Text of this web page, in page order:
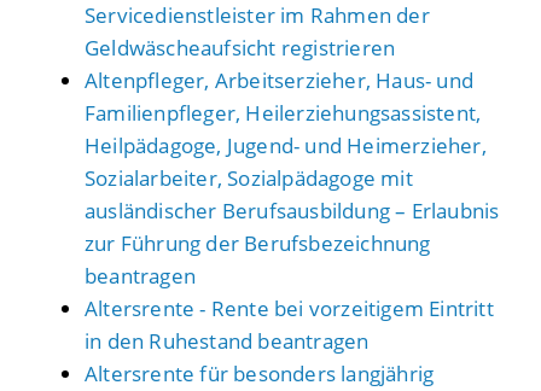
Servicedienstleister im Rahmen der
Geldwäscheaufsicht registrieren
Altenpfleger, Arbeitserzieher, Haus- und
Familienpfleger, Heilerziehungsassistent,
Heilpädagoge, Jugend- und Heimerzieher,
Sozialarbeiter, Sozialpädagoge mit
ausländischer Berufsausbildung – Erlaubnis
zur Führung der Berufsbezeichnung
beantragen
Altersrente - Rente bei vorzeitigem Eintritt
in den Ruhestand beantragen
Altersrente für besonders langjährig